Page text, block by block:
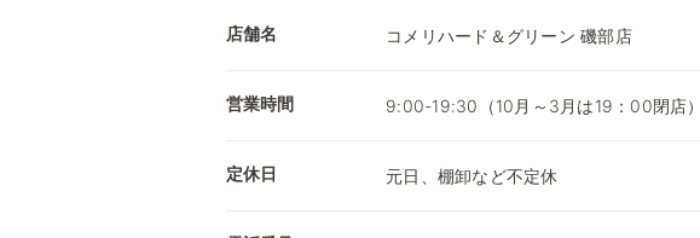
店舗名 コメリハード＆グリーン 磯部店
営業時間 9:00-19:30（10月～3月は19：00閉店）
定休日 元日、棚卸など不定休